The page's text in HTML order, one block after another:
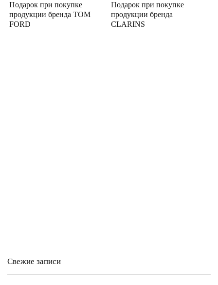
Подарок при покупке
продукции бренда TOM
FORD
Подарок при покупке
продукции бренда
CLARINS
Свежие записи